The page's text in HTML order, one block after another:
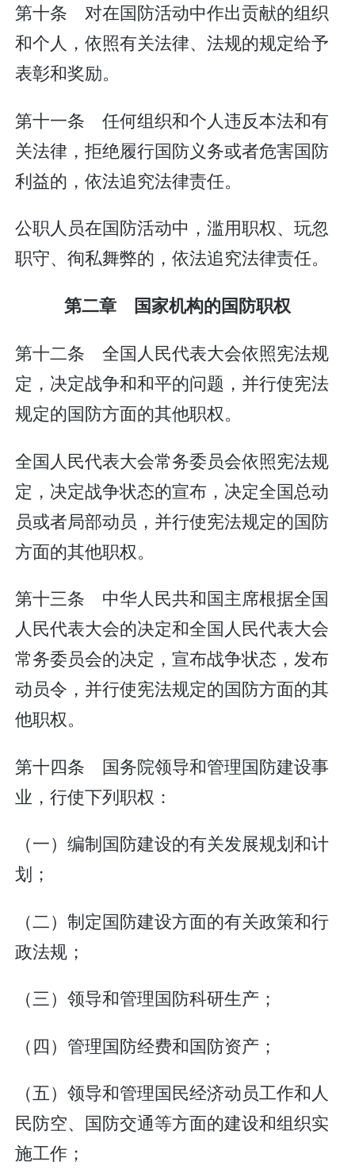
第十条 对在国防活动中作出贡献的组织
和个人，依照有关法律、法规的规定给予
表彰和奖励。
第十一条 任何组织和个人违反本法和有
关法律，拒绝履行国防义务或者危害国防
利益的，依法追究法律责任。
公职人员在国防活动中，滥用职权、玩忽
职守、徇私舞弊的，依法追究法律责任。
第二章 国家机构的国防职权
第十二条 全国人民代表大会依照宪法规
定，决定战争和和平的问题，并行使宪法
规定的国防方面的其他职权。
全国人民代表大会常务委员会依照宪法规
定，决定战争状态的宣布，决定全国总动
员或者局部动员，并行使宪法规定的国防
方面的其他职权。
第十三条 中华人民共和国主席根据全国
人民代表大会的决定和全国人民代表大会
常务委员会的决定，宣布战争状态，发布
动员令，并行使宪法规定的国防方面的其
他职权。
第十四条 国务院领导和管理国防建设事
业，行使下列职权：
（一）编制国防建设的有关发展规划和计
划；
（二）制定国防建设方面的有关政策和行
政法规；
（三）领导和管理国防科研生产；
（四）管理国防经费和国防资产；
（五）领导和管理国民经济动员工作和人
民防空、国防交通等方面的建设和组织实
施工作；